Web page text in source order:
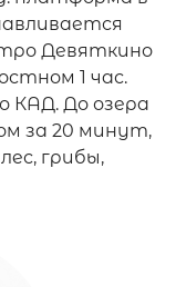
Девяткино
1 час.
КАД. До озера
за 20 минут,
грибы,